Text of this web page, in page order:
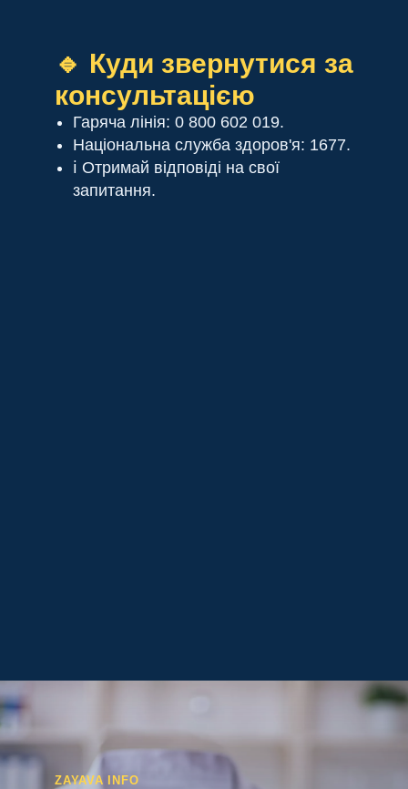
🔹 Куди звернутися за
консультацією
Гаряча лінія: 0 800 602 019.
Національна служба здоров'я: 1677.
ℹ️ Отримай відповіді на свої
запитання.
ZAYAVA INFO